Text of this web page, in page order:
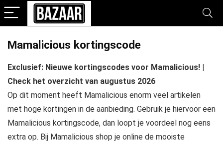
Mamalicious kortingscode
Exclusief: Nieuwe kortingscodes voor Mamalicious! |
Check het overzicht van augustus 2026
Op dit moment heeft Mamalicious enorm veel artikelen
met hoge kortingen in de aanbieding. Gebruik je hiervoor een
Mamalicious kortingscode, dan loopt je voordeel nog eens
extra op. Bij Mamalicious shop je online de mooiste